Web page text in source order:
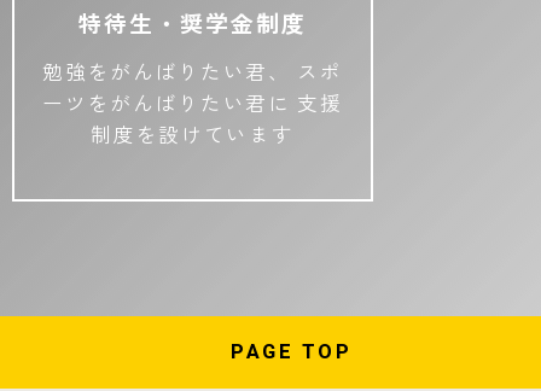
特待生・奨学金制度
勉強をがんばりたい君、
スポ
ーツをがんばりたい君に 支援
制度を設けています
PAGE TOP